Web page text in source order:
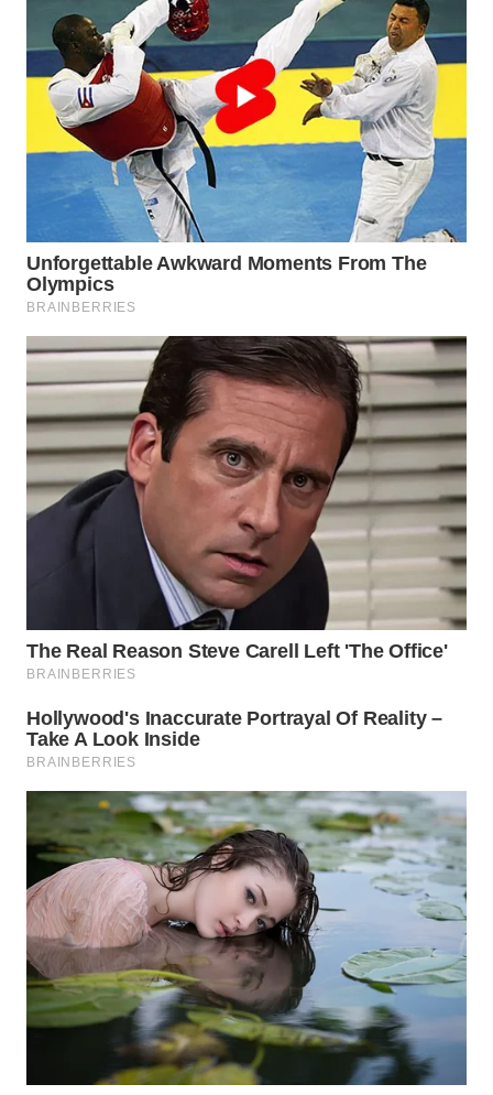
SUMEDANG
WN
CIANJUR
KEPULAUAN
SERIBU
WN
TANGERANG
WN
WN
CIREBON
WN
INDRAMAYU
WN
WN
WN
SUKABUMI
WN
PURWAKARTA
WN
PRIANGAN